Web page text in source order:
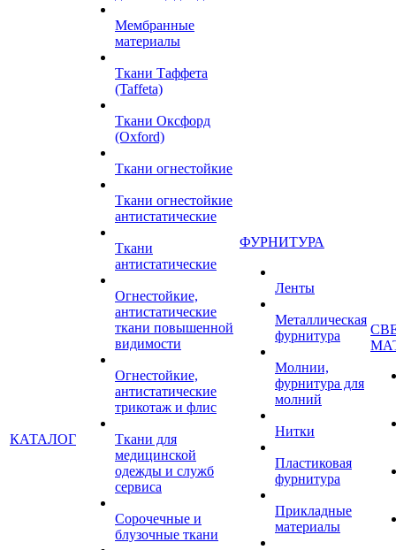
КАТАЛОГ
Мембранные
материалы
Ткани Таффета
(Taffeta)
Ткани Оксфорд
(Oxford)
Ткани огнестойкие
Ткани огнестойкие
антистатические
Ткани
антистатические
Огнестойкие,
антистатические
ткани повышенной
видимости
Огнестойкие,
антистатические
трикотаж и флис
Ткани для
медицинской
одежды и служб
сервиса
Сорочечные и
блузочные ткани
ФУРНИТУРА
Ленты
Металлическая
фурнитура
Молнии,
фурнитура для
молний
Нитки
Пластиковая
фурнитура
Прикладные
материалы